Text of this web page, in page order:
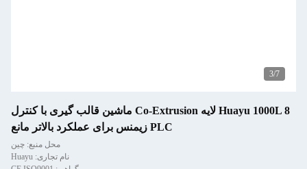
3/7
Huayu 1000L 8 لایه Co-Extrusion ماشین قالب گیری با کنترل
PLC زیمنس برای عملکرد بالاتر مانع
محل منبع: چین
نام تجاری: Huayu